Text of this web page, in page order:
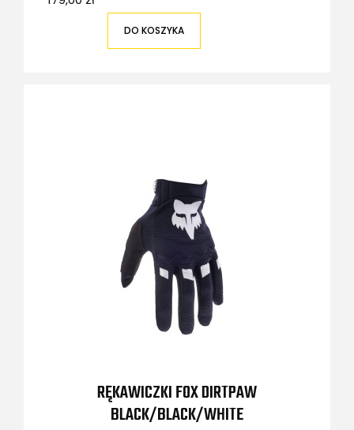
DO KOSZYKA
RĘKAWICZKI FOX DIRTPAW
BLACK/BLACK/WHITE